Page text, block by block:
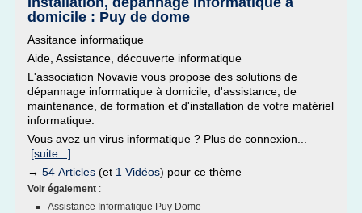
domicile : Puy de dome
Assitance informatique
Aide, Assistance, découverte informatique
L'association Novavie vous propose des solutions de
dépannage informatique à domicile, d'assistance, de
maintenance, de formation et d'installation de votre matériel
informatique.
Vous avez un virus informatique ? Plus de connexion...
[suite...]
→ 54 Articles (et 1 Vidéos) pour ce thème
Voir également :
Assistance Informatique Puy Dome